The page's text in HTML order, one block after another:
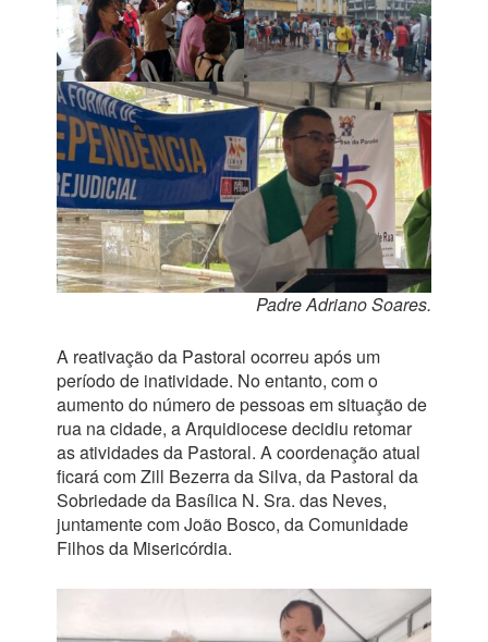
Padre Adriano Soares.
A reativação da Pastoral ocorreu após um
período de inatividade. No entanto, com o
aumento do número de pessoas em situação de
rua na cidade, a Arquidiocese decidiu retomar
as atividades da Pastoral. A coordenação atual
ficará com Zill Bezerra da Silva, da Pastoral da
Sobriedade da Basílica N. Sra. das Neves,
juntamente com João Bosco, da Comunidade
Filhos da Misericórdia.